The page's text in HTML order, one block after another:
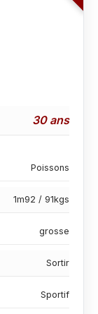
30 ans
Poissons
1m92 / 91kgs
grosse
Sortir
Sportif